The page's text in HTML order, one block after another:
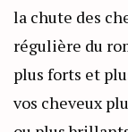
la chute des
régulière du
plus forts et
vos cheveux